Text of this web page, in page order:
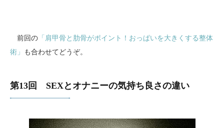
前回の 「肩甲骨と肋骨がポイント！おっぱいを大きくする整体
術」
も合わせてどうぞ。
第13回 SEXとオナニーの気持ち良さの違い